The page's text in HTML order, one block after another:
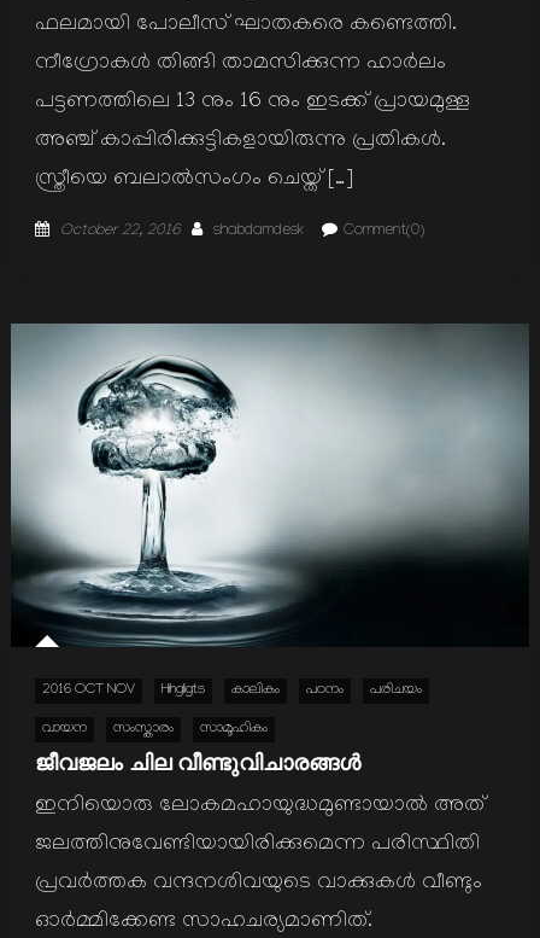
ഫലമായി പോലീസ് ഘാതകരെ കണ്ടെത്തി.
നീഗ്രോകള്‍ തിങ്ങി താമസിക്കുന്ന ഹാര്‍ലം
പട്ടണത്തിലെ 13 നും 16 നും ഇടക്ക് പ്രായമുള്ള
അഞ്ച് കാപ്പിരിക്കുട്ടികളായിരുന്നു പ്രതികള്‍.
സ്ത്രീയെ ബലാല്‍സംഗം ചെയ്ത് […]
Posted
October 22, 2016 Author
shabdamdesk Comment(0)
2016 OCT NOV Hihgligts കാലികം പഠനം പരിചയം
വായന സംസ്കാരം സാമൂഹികം
ജീവജലം ചില വീണ്ടുവിചാരങ്ങള്‍
ഇനിയൊരു ലോകമഹായുദ്ധമുണ്ടായാല്‍ അത്
ജലത്തിനുവേണ്ടിയായിരിക്കുമെന്ന പരിസ്ഥിതി
പ്രവര്‍ത്തക വന്ദനശിവയുടെ വാക്കുകള്‍ വീണ്ടും
ഓര്‍മ്മിക്കേണ്ട സാഹചര്യമാണിത്.